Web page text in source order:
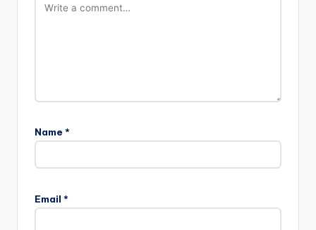
Name *
Email *